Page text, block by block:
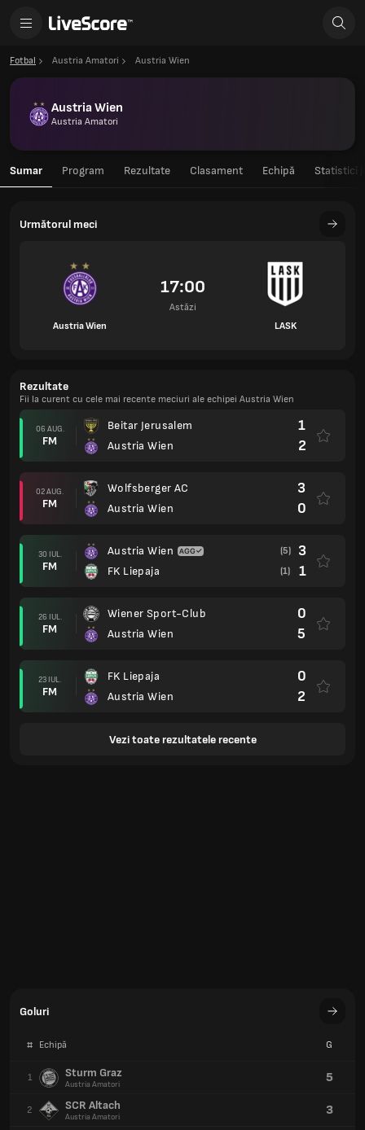
Fotbal Austria Amatori Austria Wien
Austria Wien
Austria Amatori
Sumar Program Rezultate Clasament Echipă Statistici
Următorul meci
Austria Wien
17:00
Astăzi
LASK
Rezultate
Fii la curent cu cele mai recente meciuri ale echipei Austria Wien
06 AUG.
FM
Beitar Jerusalem
Austria Wien
1
2
02 AUG.
FM
Wolfsberger AC
Austria Wien
3
0
30 IUL.
FM
Austria Wien
FK Liepaja
(5) 3
(1) 1
26 IUL.
FM
Wiener Sport-Club
Austria Wien
0
5
23 IUL.
FM
FK Liepaja
Austria Wien
0
2
Vezi toate rezultatele recente
Goluri
# Echipă G
1 Sturm Graz
Austria Amatori 5
2 SCR Altach
Austria Amatori 3